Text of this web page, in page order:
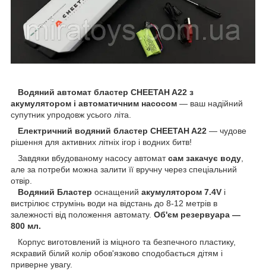
Водяний автомат бластер CHEETAH A22 з
акумулятором і автоматичним насосом — ваш надійний
супутник упродовж усього літа.
Електричний водяний бластер CHEETAH A22 — чудове
рішення для активних літніх ігор і водних битв!
Завдяки вбудованому насосу автоматсам закачує воду
але за потреби можна залити її вручну через спеціальний
отвір.
Водяний Бластер оснащений акумулятором 7.4V і
вистрілює струмінь води на відстань до 8-12 метрів в
залежності від положення автомату. Об'єм резервуара —
800 мл.
Корпус виготовлений із міцного та безпечного пластику,
яскравий білий колір обов'язково сподобається дітям і
приверне увагу.